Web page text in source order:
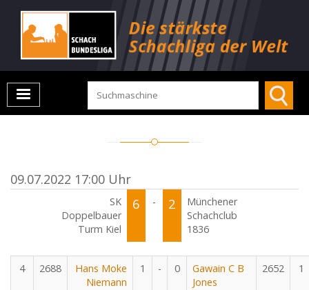
09.07.2022 17:00 Uhr
SK
Doppelbauer
Turm Kiel
6 - 2
Münchener
Schachclub
1836
4 2688
Hans Moke
Niemann
1 - 0
Gawain C B
Jones
2652 1